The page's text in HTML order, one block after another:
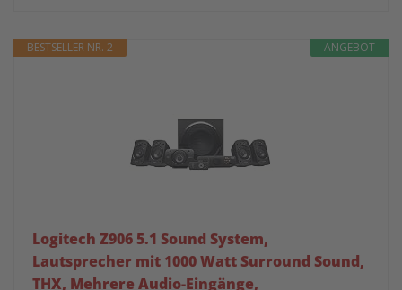
ANGEBOT
BESTSELLER NR. 2
Logitech Z906 5.1 Sound System,
Lautsprecher mit 1000 Watt Surround Sound,
THX, Mehrere Audio-Eingänge,